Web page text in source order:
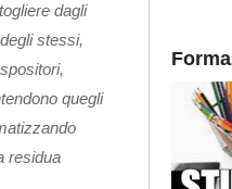
dagli
stessi,
quegli
residua